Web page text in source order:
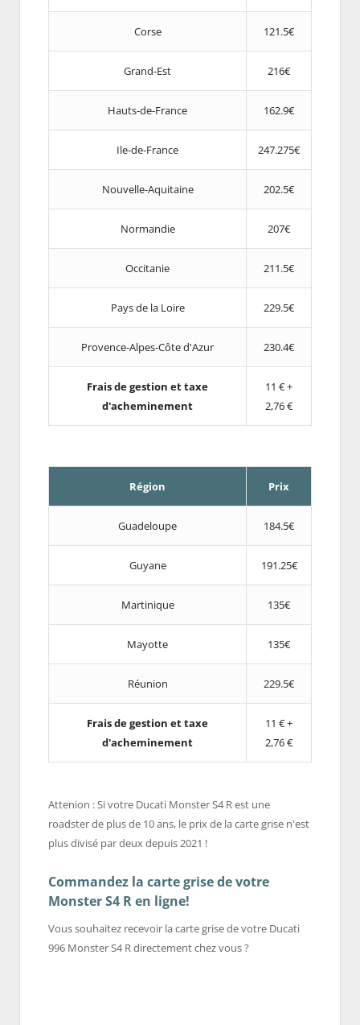
Corse 121.5€
Grand-Est 216€
Hauts-de-France 162.9€
Ile-de-France 247.275€
Nouvelle-Aquitaine 202.5€
Normandie 207€
Occitanie 211.5€
Pays de la Loire 229.5€
Provence-Alpes-Côte d'Azur 230.4€
Frais de gestion et taxe
d'acheminement
11 € +
2,76 €
Région Prix
Guadeloupe 184.5€
Guyane 191.25€
Martinique 135€
Mayotte 135€
Réunion 229.5€
Frais de gestion et taxe
d'acheminement
11 € +
2,76 €
Attenion : Si votre Ducati Monster S4 R est une
roadster de plus de 10 ans, le prix de la carte grise n'est
plus divisé par deux depuis 2021 !
Commandez la carte grise de votre
Monster S4 R en ligne!
Vous souhaitez recevoir la carte grise de votre Ducati
996 Monster S4 R directement chez vous ?